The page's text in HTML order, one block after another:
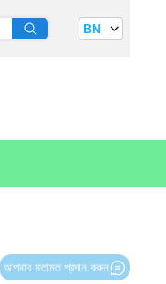
BN
আপনার মতামত প্রদান করুন